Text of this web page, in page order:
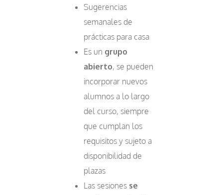
Sugerencias
semanales de
prácticas para casa
Es un grupo
abierto, se pueden
incorporar nuevos
alumnos a lo largo
del curso, siempre
que cumplan los
requisitos y sujeto a
disponibilidad de
plazas
Las sesiones se